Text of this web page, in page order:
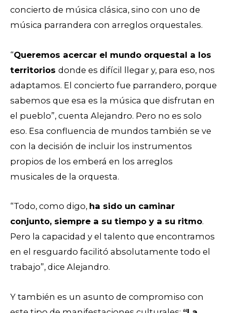
concierto de música clásica, sino con uno de
música parrandera con arreglos orquestales.
“Queremos acercar el mundo orquestal a los
territorios donde es difícil llegar y, para eso, nos
adaptamos. El concierto fue parrandero, porque
sabemos que esa es la música que disfrutan en
el pueblo”, cuenta Alejandro. Pero no es solo
eso. Esa confluencia de mundos también se ve
con la decisión de incluir los instrumentos
propios de los emberá en los arreglos
musicales de la orquesta.
“Todo, como digo, ha sido un caminar
conjunto, siempre a su tiempo y a su ritmo.
Pero la capacidad y el talento que encontramos
en el resguardo facilitó absolutamente todo el
trabajo”, dice Alejandro.
Y también es un asunto de compromiso con